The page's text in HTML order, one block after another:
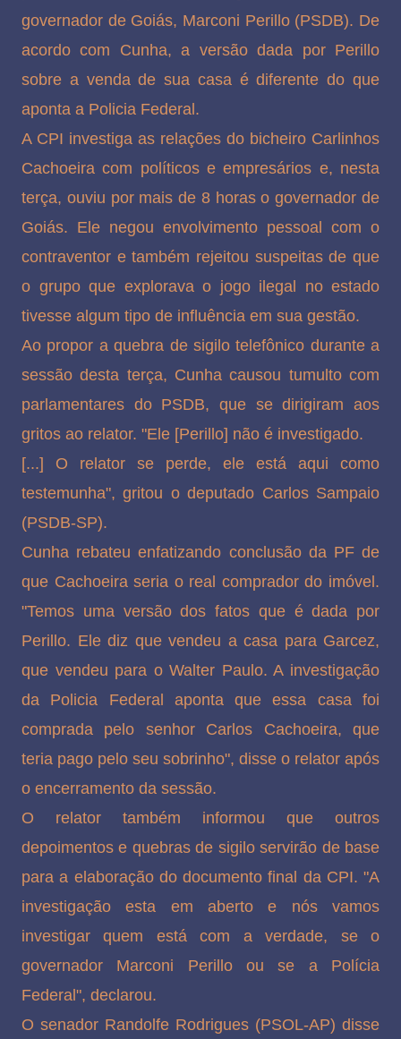
governador de Goiás, Marconi Perillo (PSDB). De
acordo com Cunha, a versão dada por Perillo
sobre a venda de sua casa é diferente do que
aponta a Policia Federal.
A CPI investiga as relações do bicheiro Carlinhos
Cachoeira com políticos e empresários e, nesta
terça, ouviu por mais de 8 horas o governador de
Goiás. Ele negou envolvimento pessoal com o
contraventor e também rejeitou suspeitas de que
o grupo que explorava o jogo ilegal no estado
tivesse algum tipo de influência em sua gestão.
Ao propor a quebra de sigilo telefônico durante a
sessão desta terça, Cunha causou tumulto com
parlamentares do PSDB, que se dirigiram aos
gritos ao relator. "Ele [Perillo] não é investigado.
[...] O relator se perde, ele está aqui como
testemunha", gritou o deputado Carlos Sampaio
(PSDB-SP).
Cunha rebateu enfatizando conclusão da PF de
que Cachoeira seria o real comprador do imóvel.
"Temos uma versão dos fatos que é dada por
Perillo. Ele diz que vendeu a casa para Garcez,
que vendeu para o Walter Paulo. A investigação
da Policia Federal aponta que essa casa foi
comprada pelo senhor Carlos Cachoeira, que
teria pago pelo seu sobrinho", disse o relator após
o encerramento da sessão.
O relator também informou que outros
depoimentos e quebras de sigilo servirão de base
para a elaboração do documento final da CPI. "A
investigação esta em aberto e nós vamos
investigar quem está com a verdade, se o
governador Marconi Perillo ou se a Polícia
Federal", declarou.
O senador Randolfe Rodrigues (PSOL-AP) disse